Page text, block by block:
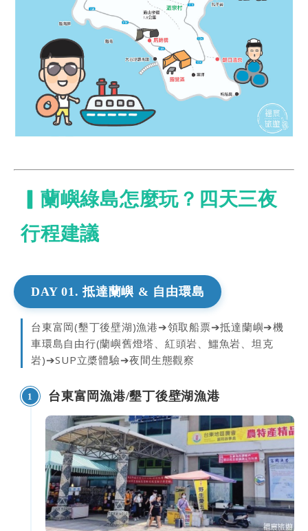
▎蘭嶼綠島怎麼玩？四天三夜
行程建議
DAY 01. 抵達蘭嶼 & 自由環島
台東富岡(墾丁後壁湖)漁港➔領取船票➔抵達蘭嶼➔機
車環島自由行(蘭嶼舊燈塔、紅頭岩、鱷魚岩、坦克
岩)➔SUP立槳體驗➔夜間生態觀察
1 台東富岡漁港/墾丁後壁湖漁港